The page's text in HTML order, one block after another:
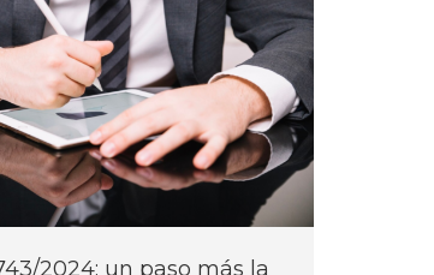
2024: un paso más la